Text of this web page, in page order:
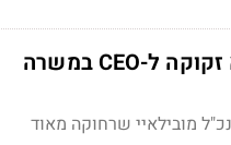
מובילאיי הבטיחה הכנסות ב-7 מיליארד דולר, אולם היא זקוקה ל-CEO במשרה
מובילאיי שרחוקה מאוד